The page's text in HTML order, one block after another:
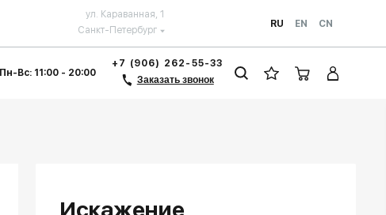
Санкт-Петербург
ул. Караванная, 1
RU
EN CN
Пн-Вс: 11:00 - 20:00
+7 (906) 262-55-33
Заказать звонок
Искажение